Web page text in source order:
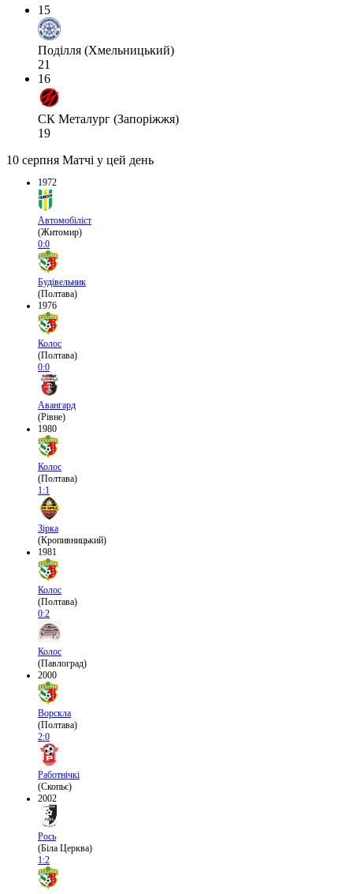
15
Поділля (Хмельницький)
21
16
СК Металург (Запоріжжя)
19
10 серпня Матчі у цей день
1972
Автомобіліст
(Житомир)
0:0
Будівельник
(Полтава)
1976
Колос
(Полтава)
0:0
Авангард
(Рівне)
1980
Колос
(Полтава)
1:1
Зірка
(Кропивницький)
1981
Колос
(Полтава)
0:2
Колос
(Павлоград)
2000
Ворскла
(Полтава)
2:0
Работнічкі
(Скопьє)
2002
Рось
(Біла Церква)
1:2